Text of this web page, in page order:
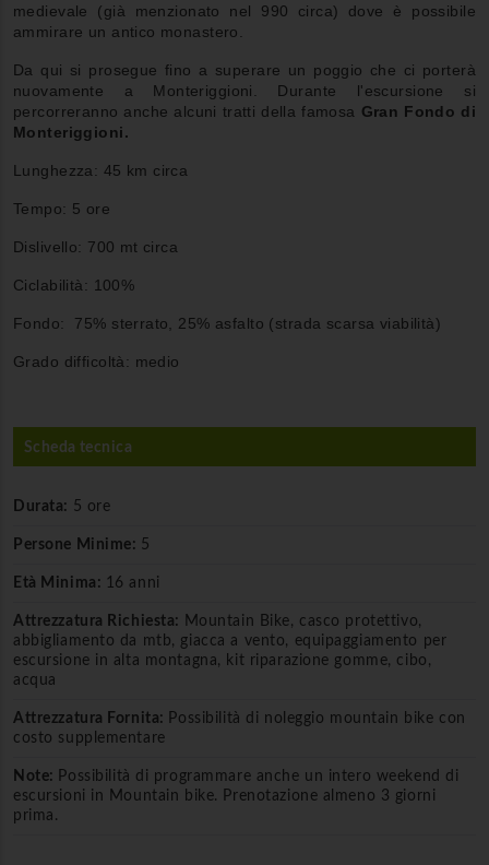
medievale (già menzionato nel 990 circa) dove è possibile
ammirare un antico monastero.
Da qui si prosegue fino a superare un poggio che ci porterà
nuovamente a Monteriggioni. Durante l'escursione si
percorreranno anche alcuni tratti della famosa Gran Fondo di
Monteriggioni.
Lunghezza: 45 km circa
Tempo: 5 ore
Dislivello: 700 mt circa
Ciclabilità: 100%
Fondo: 75% sterrato, 25% asfalto (strada scarsa viabilità)
Grado difficoltà: medio
Scheda tecnica
Durata: 5 ore
Persone Minime: 5
Età Minima: 16 anni
Attrezzatura Richiesta:
Mountain Bike, casco protettivo,
abbigliamento da mtb, giacca a vento, equipaggiamento per
escursione in alta montagna, kit riparazione gomme, cibo,
acqua
Attrezzatura Fornita: Possibilità di noleggio mountain bike con
costo supplementare
Note: Possibilità di programmare anche un intero weekend di
escursioni in Mountain bike. Prenotazione almeno 3 giorni
prima.